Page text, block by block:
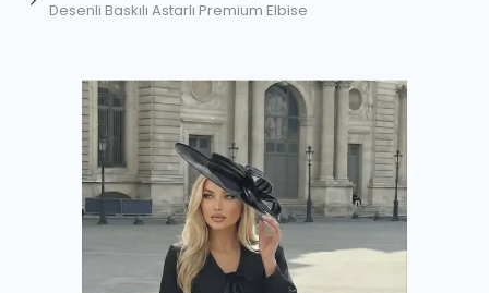
Desenli Baskılı Astarlı Premium Elbise